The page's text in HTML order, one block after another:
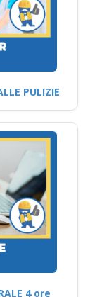
PULIZIE
4 ore